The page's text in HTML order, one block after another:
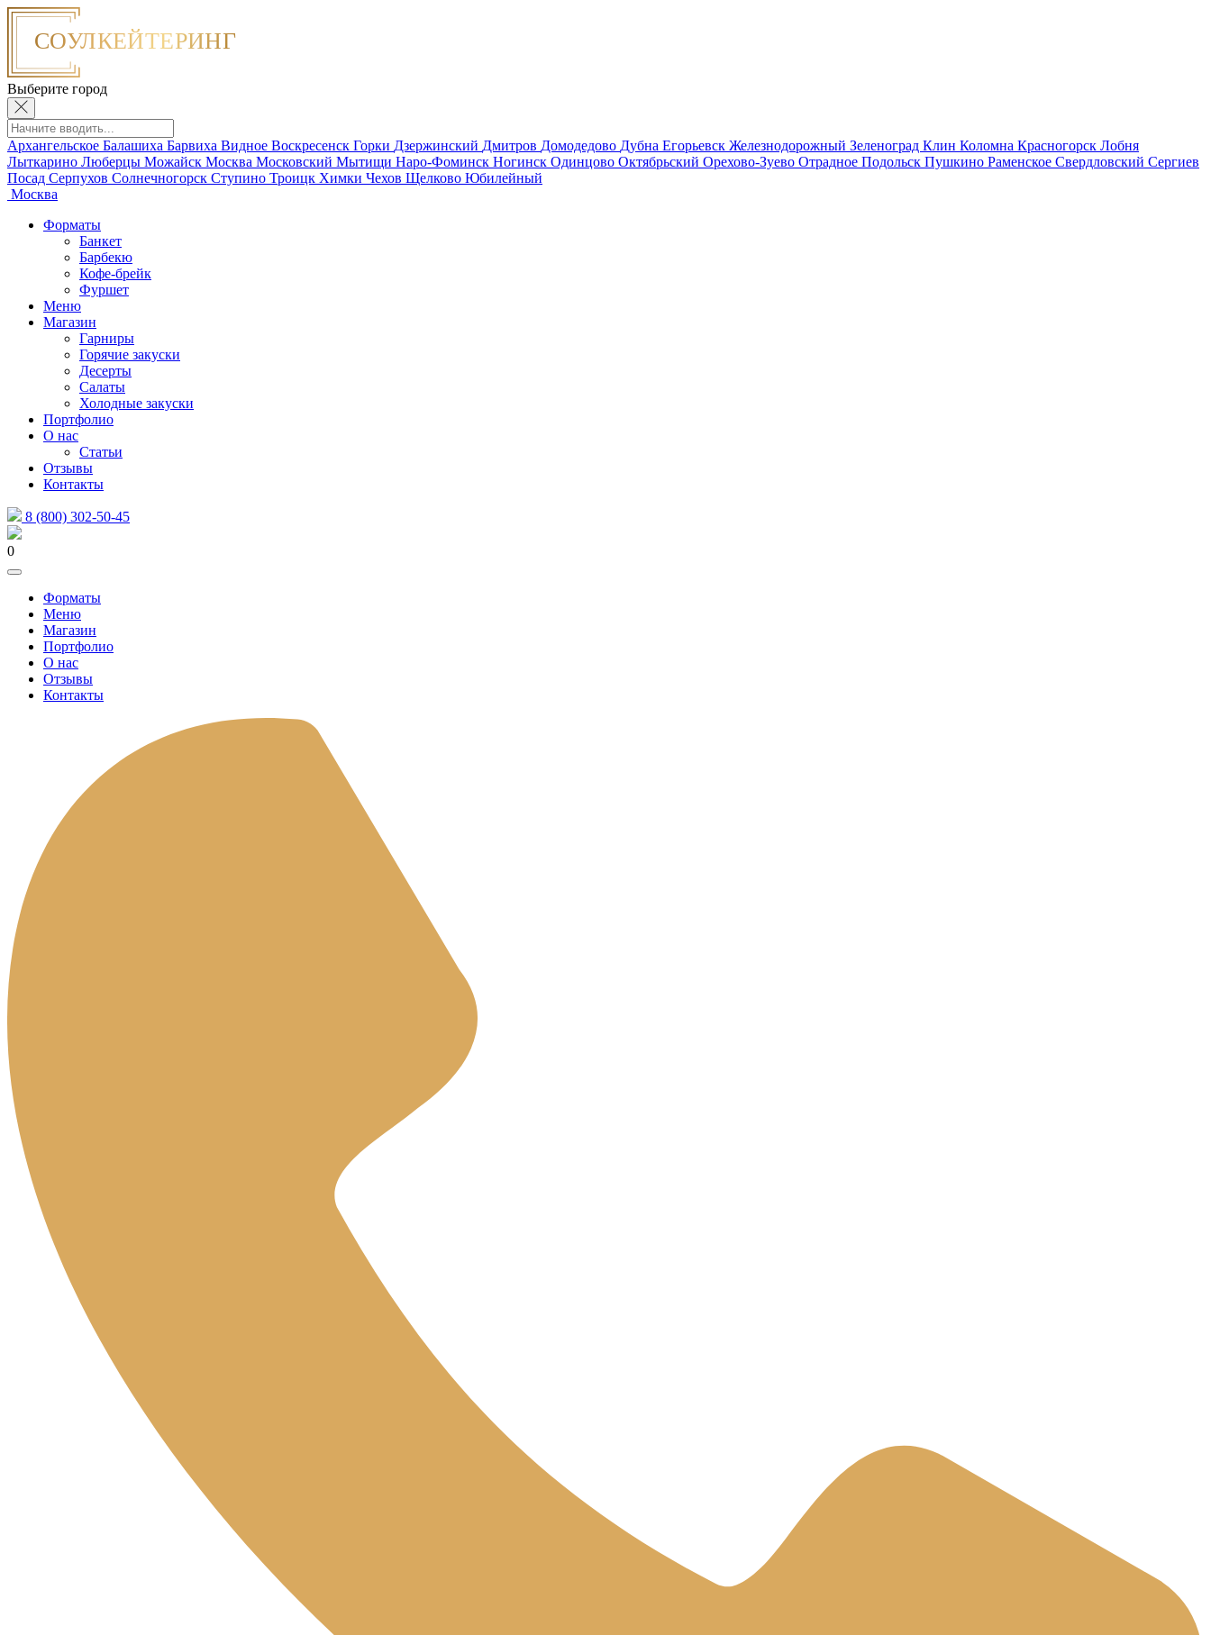
Выберите город
Архангельское Балашиха Барвиха Видное Воскресенск Горки Дзержинский Дмитров Домодедово Дубна Егорьевск Железнодорожный Зеленоград Клин Коломна Красногорск Лобня
Лыткарино Люберцы Можайск Москва Московский Мытищи Наро-Фоминск Ногинск Одинцово Октябрьский Орехово-Зуево Отрадное Подольск Пушкино Раменское Свердловский Сергиев
Посад Серпухов Солнечногорск Ступино Троицк Химки Чехов Щелково Юбилейный
Москва
Форматы
Банкет
Барбекю
Кофе-брейк
Фуршет
Меню
Магазин
Гарниры
Горячие закуски
Десерты
Салаты
Холодные закуски
Портфолио
О нас
Статьи
Отзывы
Контакты
8 (800) 302-50-45
0
Форматы
Меню
Магазин
Портфолио
О нас
Отзывы
Контакты